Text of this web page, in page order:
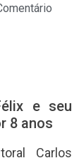
e seu
8 anos
Carlos